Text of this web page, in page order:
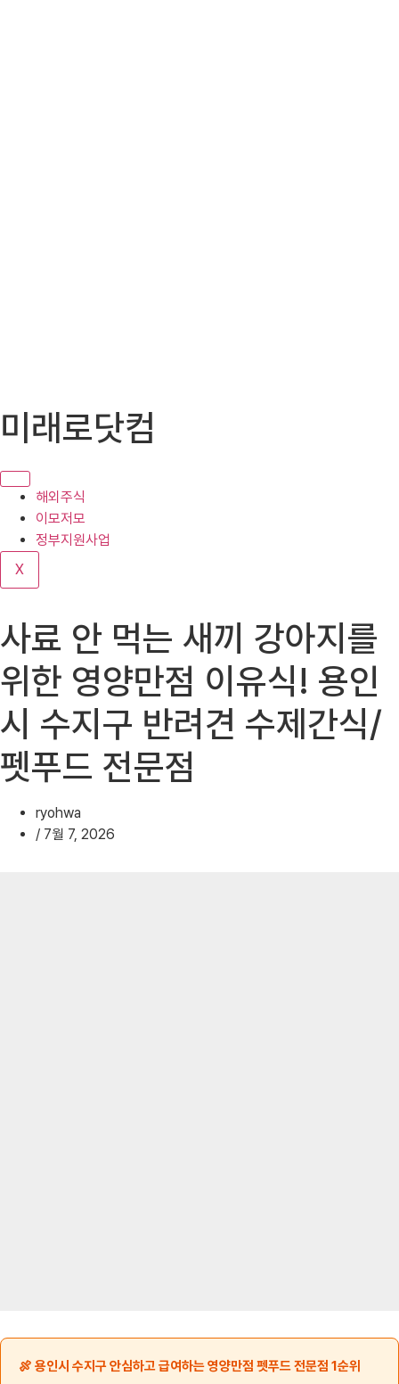
텐
로
기
미래로닷컴
해외주식
이모저모
정부지원사업
X
사료 안 먹는 새끼 강아지를
위한 영양만점 이유식! 용인
시 수지구 반려견 수제간식/
펫푸드 전문점
ryohwa
/ 7월 7, 2026
🍖 용인시 수지구 안심하고 급여하는 영양만점 펫푸드 전문점 1순위